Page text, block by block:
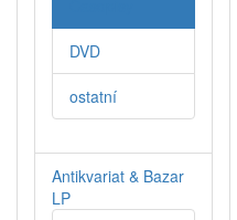
DVD
ostatní
Antikvariat & Bazar
LP